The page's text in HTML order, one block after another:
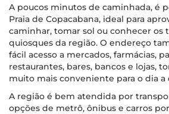
A poucos minutos de caminhada, é
Praia de Copacabana, ideal para
caminhar, tomar sol ou conhecer os
quiosques da região. O endereço
fácil acesso a mercados, farmácias,
restaurantes, bares, bancos e lojas,
muito mais conveniente para o dia a
A região é bem atendida por
opções de metrô, ônibus e carros